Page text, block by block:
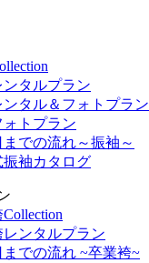
ンタルプラン
ンタル＆フォトプラン
ォトプラン
までの流れ～振袖～
振袖カタログ
レンタルプラン
までの流れ ~卒業袴~